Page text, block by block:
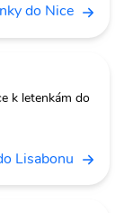
do Nice
k letenkám do
Lisabonu